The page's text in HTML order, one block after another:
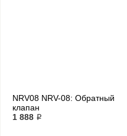
NRV08 NRV-08: Обратный
клапан
1 888 ₽